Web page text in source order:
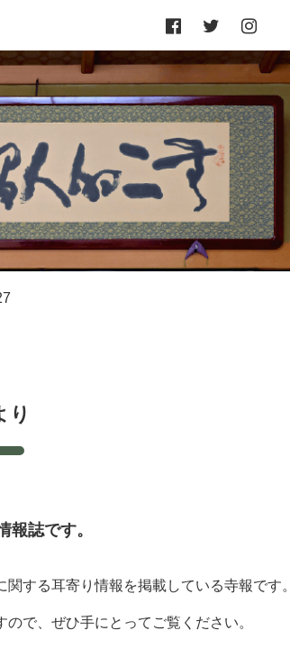
り
報誌です。
する耳寄り情報を掲載している寺報です。
で、ぜひ手にとってご覧ください。